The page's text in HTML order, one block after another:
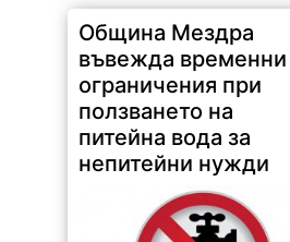
Община Мездра
въвежда временни
ограничения при
ползването на
питейна вода за
непитейни нужди